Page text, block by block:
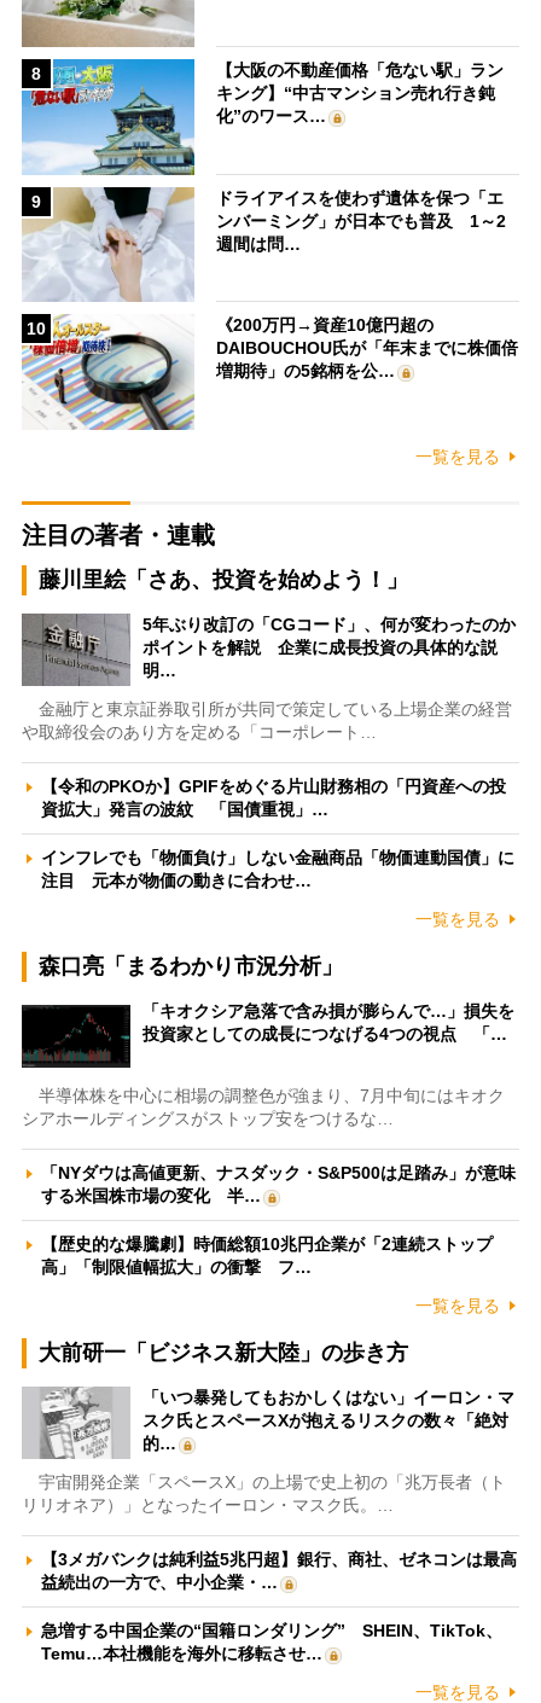
8
【大阪の不動産価格「危ない駅」ラン
キング】“中古マンション売れ行き鈍
化”のワース…
9
ドライアイスを使わず遺体を保つ「エ
ンバーミング」が日本でも普及 1～2
週間は問…
10
《200万円→資産10億円超の
DAIBOUCHOU氏が「年末までに株価倍
増期待」の5銘柄を公…
一覧を見る
注目の著者・連載
藤川里絵「さあ、投資を始めよう！」
5年ぶり改訂の「CGコード」、何が変わったのか
ポイントを解説 企業に成長投資の具体的な説
明…
金融庁と東京証券取引所が共同で策定している上場企業の経営
や取締役会のあり方を定める「コーポレート…
【令和のPKOか】GPIFをめぐる片山財務相の「円資産への投
資拡大」発言の波紋 「国債重視」…
インフレでも「物価負け」しない金融商品「物価連動国債」に
注目 元本が物価の動きに合わせ…
一覧を見る
森口亮「まるわかり市況分析」
「キオクシア急落で含み損が膨らんで…」損失を
投資家としての成長につなげる4つの視点 「…
半導体株を中心に相場の調整色が強まり、7月中旬にはキオク
シアホールディングスがストップ安をつけるな…
「NYダウは高値更新、ナスダック・S&P500は足踏み」が意味
する米国株市場の変化 半…
【歴史的な爆騰劇】時価総額10兆円企業が「2連続ストップ
高」「制限値幅拡大」の衝撃 フ…
一覧を見る
大前研一「ビジネス新大陸」の歩き方
「いつ暴発してもおかしくはない」イーロン・マ
スク氏とスペースXが抱えるリスクの数々「絶対
的…
宇宙開発企業「スペースX」の上場で史上初の「兆万長者（ト
リリオネア）」となったイーロン・マスク氏。…
【3メガバンクは純利益5兆円超】銀行、商社、ゼネコンは最高
益続出の一方で、中小企業・…
急増する中国企業の“国籍ロンダリング” SHEIN、TikTok、
Temu…本社機能を海外に移転させ…
一覧を見る